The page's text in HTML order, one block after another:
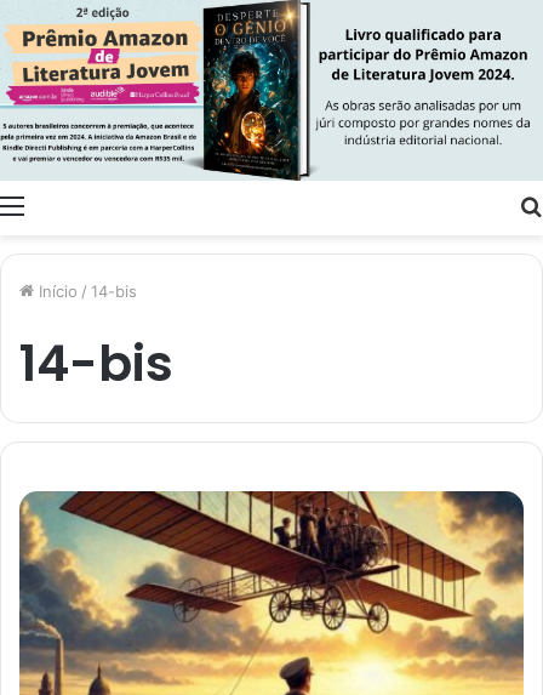
Menu
Início / 14-bis
14-bis